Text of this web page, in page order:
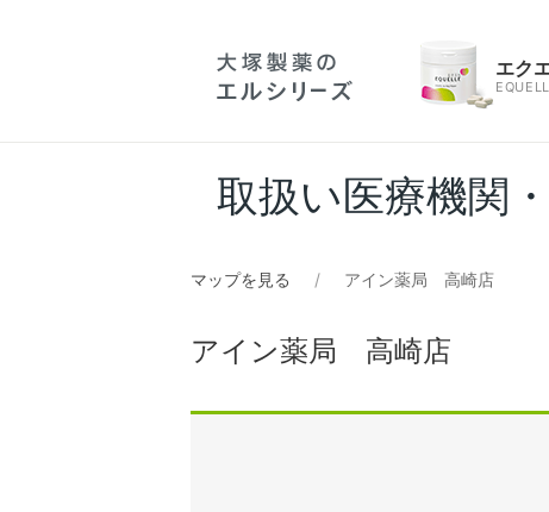
エク
取扱い医療機関
マップを見る アイン薬局 高崎店
アイン薬局 高崎店